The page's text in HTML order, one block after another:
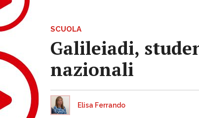
SCUOLA
Galileiadi,
nazionali
Elisa Ferrando